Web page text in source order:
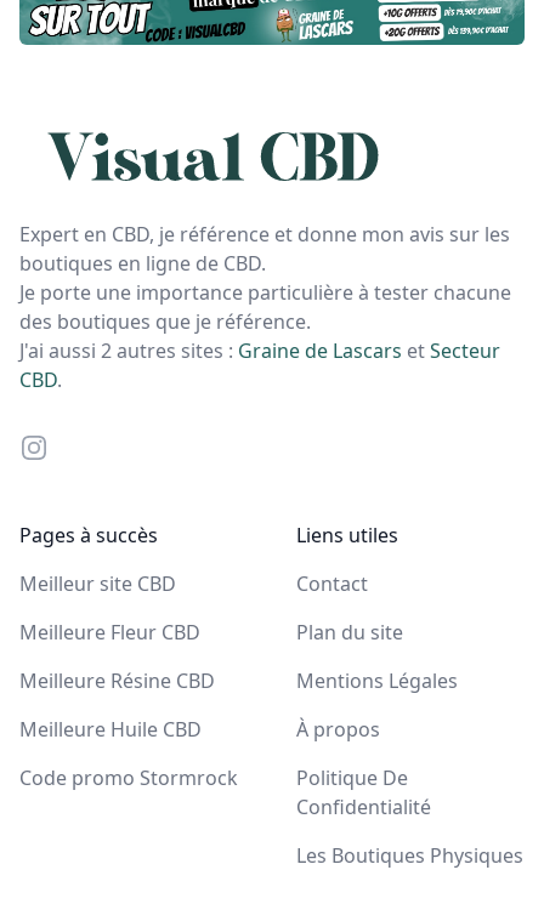
Expert en CBD, je référence et donne mon avis sur les
boutiques en ligne de CBD.
Je porte une importance particulière à tester chacune
des boutiques que je référence.
J'ai aussi 2 autres sites : Graine de Lascars etSecteur
CBD.
Instagram
Pages à succès
Meilleur site CBD
Meilleure Fleur CBD
Meilleure Résine CBD
Meilleure Huile CBD
Code promo Stormrock
Liens utiles
Contact
Plan du site
Mentions Légales
À propos
Politique De
Confidentialité
Les Boutiques Physiques